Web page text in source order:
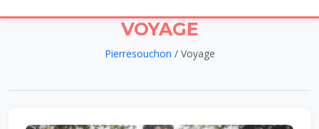
VOYAGE
Pierresouchon / Voyage